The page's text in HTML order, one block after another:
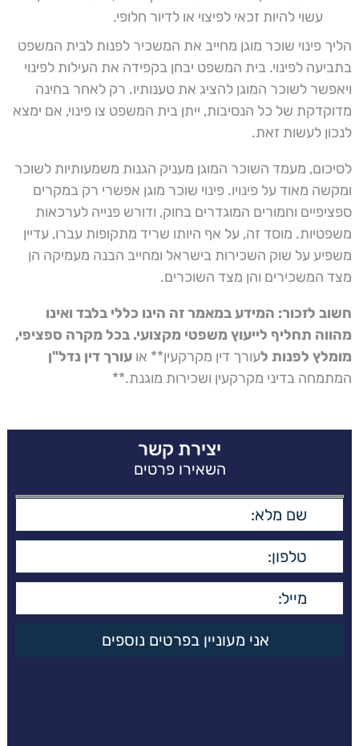
עשוי להיות זכאי לפיצוי או לדיור חלופי.
הליך פינוי שוכר מוגן מחייב את המשכיר לפנות לבית המשפט
בתביעה לפינוי. בית המשפט יבחן בקפידה את העילות לפינוי
ויאפשר לשוכר המוגן להציג את טענותיו. רק לאחר בחינה
מדוקדקת של כל הנסיבות, ייתן בית המשפט צו פינוי, אם ימצא
לנכון לעשות זאת.
לסיכום, מעמד השוכר המוגן מעניק הגנות משמעותיות לשוכר
ומקשה מאוד על פינויו. פינוי שוכר מוגן אפשרי רק במקרים
ספציפיים וחמורים המוגדרים בחוק, ודורש פנייה לערכאות
משפטיות. מוסד זה, על אף היותו שריד מתקופות עברו, עדיין
משפיע על שוק השכירות בישראל ומחייב הבנה מעמיקה הן
מצד המשכירים והן מצד השוכרים.
חשוב לזכור: המידע במאמר זה הינו כללי בלבד ואינו
מהווה תחליף לייעוץ משפטי מקצועי. בכל מקרה ספציפי,
מומלץ לפנות לעורך דין מקרקעין** או עורך דין נדל"ן
המתמחה בדיני מקרקעין ושכירות מוגנת.**
יצירת קשר
השאירו פרטים